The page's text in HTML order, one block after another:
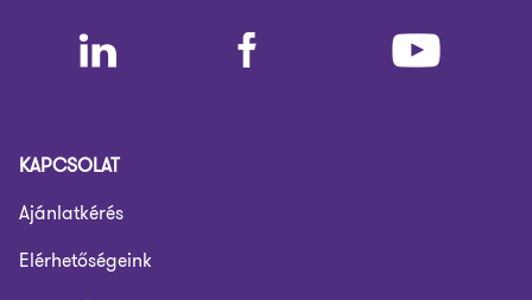
KAPCSOLAT
Ajánlatkérés
Elérhetőségeink